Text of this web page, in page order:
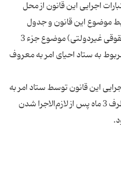
اجرایی این قانون از محل
موضوع این قانون و جدول
شماره (17- کمک به اشخاص حقوقی غیردولتی) موضوع جزء 3
540000 جدول شماره 9 مربوط به ستاد احیای امر به معروف
این قانون توسط ستاد امر به
معروف و نهی از منکر حداکثر ظرف 3 ماه پس از لازم‌الاجرا شدن